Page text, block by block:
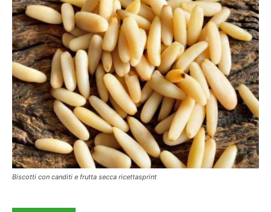
Biscotti con canditi e frutta secca ricettasprint